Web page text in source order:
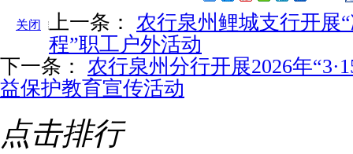
关闭 上一条： 农行泉州鲤城支行开展
程”职工户外活动
下一条： 农行泉州分行开展2026年
益保护教育宣传活动
点击排行